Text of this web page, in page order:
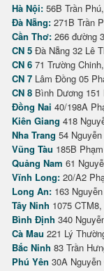
Hà Nội: 56B Trần
Đà Nẵng: 271B Trần
Cần Thơ: 266 đường
CN 5 Đà Nẵng 32 Lê
CN 6 71 Trường
CN 7 Lâm Đồng 05
CN 8 Bình Dương
Đồng Nai 40/198A
Kiên Giang 418
Nha Trang 54
Vũng Tàu 185B
Quảng Nam 61
Vĩnh Long: 20/A2
Long An: 163
Tây Ninh 1075
Bình Định 340
Cà Mau 221 Lý
Bắc Ninh 83 Trần
Phú Yên 30A